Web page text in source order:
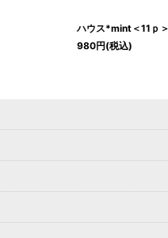
ハウス*mint＜11ｐ＞
980円(税込)